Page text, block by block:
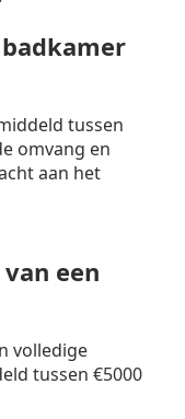
tussen
omvang en
aan het
een
volledige
tussen €5000